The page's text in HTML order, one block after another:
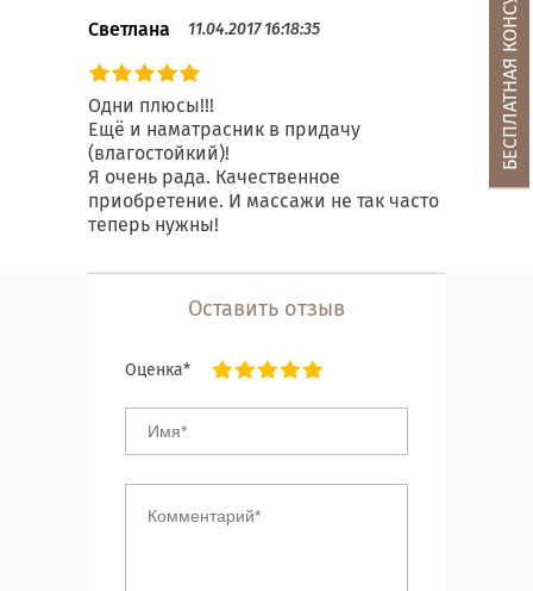
Светлана 11.04.2017 16:18:35
Одни плюсы!!!
Ещё и наматрасник в придачу
(влагостойкий)!
Я очень рада. Качественное
приобретение. И массажи не так часто
теперь нужны!
Оставить отзыв
Оценка*